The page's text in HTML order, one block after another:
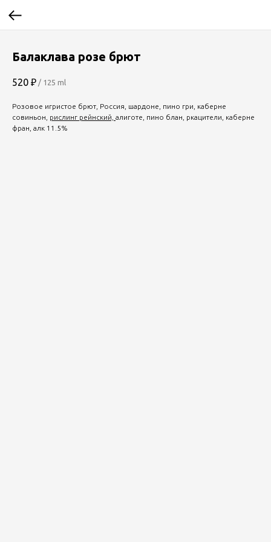
Балаклава розе брют
520 ₽ / 125 ml
Розовое игристое брют, Россия, шардоне, пино гри, каберне
совиньон, рислинг рейнский, алиготе, пино блан, ркацители, каберне
фран, алк 11.5%